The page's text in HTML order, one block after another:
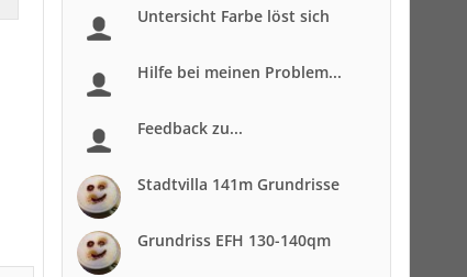
Untersicht Farbe löst sich
Hilfe bei meinen Problem...
Feedback zu...
Stadtvilla 141m Grundrisse
Grundriss EFH 130-140qm